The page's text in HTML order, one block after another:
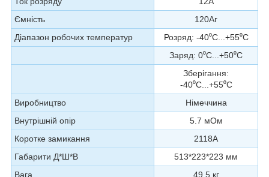
Ємність
120Аг
Діапазон робочих температур
Розряд: -40⁰С...+55⁰С
Заряд: 0⁰С...+50⁰С
Зберігання:
-40⁰С...+55⁰С
Виробництво
Німеччина
Внутрішній опір
5.7 мОм
Коротке замикання
2118А
Габарити Д*Ш*В
513*223*223 мм
Вага
49,5 кг